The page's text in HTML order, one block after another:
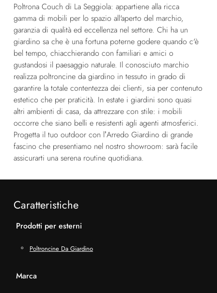
Poltrona Couch di La Seggiola: appartiene alla ricca
gamma di mobili per lo spazio all'aperto del marchio,
garanzia di qualità ed eccellenza nel settore. Chi ha un
giardino sa che è una fortuna poterne godere quando c'è
bel tempo, chiacchierando con familiari e amici o
gustandosi il paesaggio naturale. Il conosciuto marchio
realizza poltroncine da giardino in tessuto in grado di
garantire la totale contentezza dei clienti, sia per contenuto
estetico che per praticità. In estate i giardini sono quasi
altri ambienti di casa, da attrezzare con stile: i mobili
occorre che siano belli e resistenti agli agenti atmosferici.
Progetta il tuo outdoor con l’Arredo Giardino di grande
fascino che presentiamo nel nostro showroom: sarà facile
assicurarti una serena routine quotidiana.
Caratteristiche
Prodotti per esterni
Poltroncine Da Giardino
Marca